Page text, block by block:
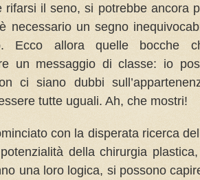
rifarsi il seno, si potrebbe ancora
necessario un segno
Ecco allora quelle bocche
un messaggio di classe: io
ci siano dubbi
tutte uguali. Ah, che mostri!
con la disperata ricerca
della chirurgia
una loro logica, si possono